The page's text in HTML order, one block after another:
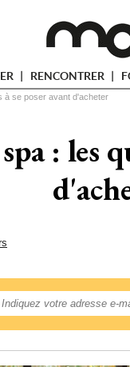
RENCONTRER
à se poser avant d'acheter
: les